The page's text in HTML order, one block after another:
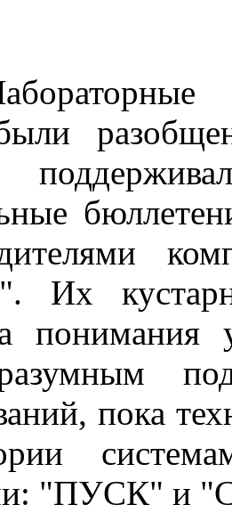
Их
понимания
пока
"ПУСК" и